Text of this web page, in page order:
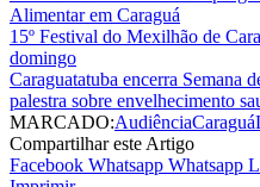
Alimentar em Caraguá
15º Festival do Mexilhão de
domingo
Caraguatatuba encerra Semana
palestra sobre envelhecimento
MARCADO:AudiênciaCaraguá
Compartilhar este Artigo
Facebook Whatsapp Whatsapp